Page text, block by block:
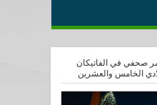
صحفي في الفاتيكان
الخامس والعشرين